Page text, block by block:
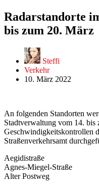
Radarstandorte
bis zum 20. März
Steffi
Verkehr
10. März 2022
An folgenden Standorten
Stadtverwaltung vom 14. bis
Geschwindigkeitskontrollen
Straßenverkehrsamt
Aegidistraße
Agnes-Miegel-Straße
Alter Postweg